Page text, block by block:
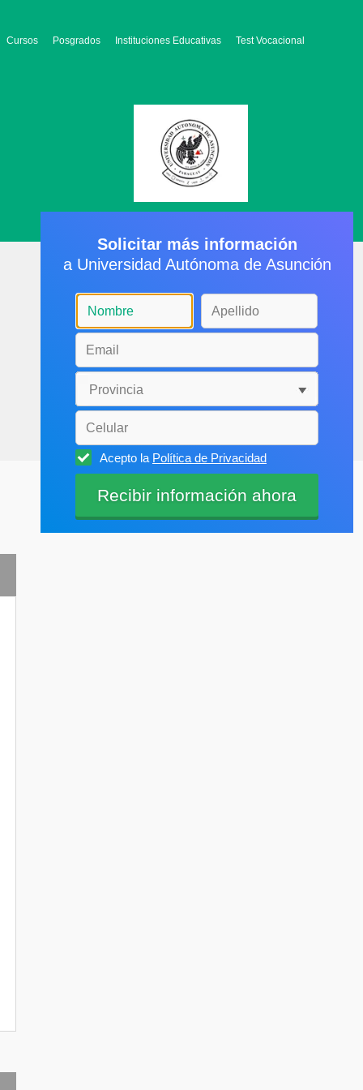
Cursos Posgrados Instituciones Educativas Test Vocacional
Solicitar más información
a Universidad Autónoma de Asunción
Acepto la Política de Privacidad